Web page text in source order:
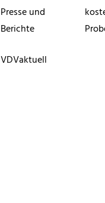
Presse und
Berichte
VDVaktuell